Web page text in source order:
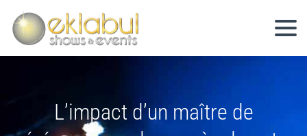
L’impact d’un maître de